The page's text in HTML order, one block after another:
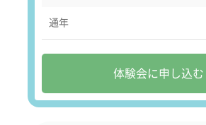
通年
体験会に申し込む